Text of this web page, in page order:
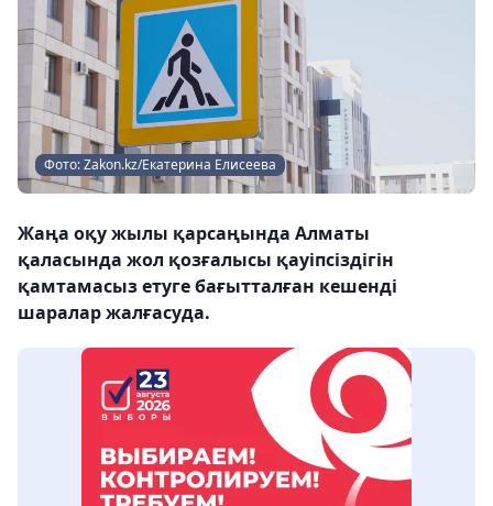
Фото: Zakon.kz/Екатерина Елисеева
Жаңа оқу жылы қарсаңында Алматы
қаласында жол қозғалысы қауіпсіздігін
қамтамасыз етуге бағытталған кешенді
шаралар жалғасуда.